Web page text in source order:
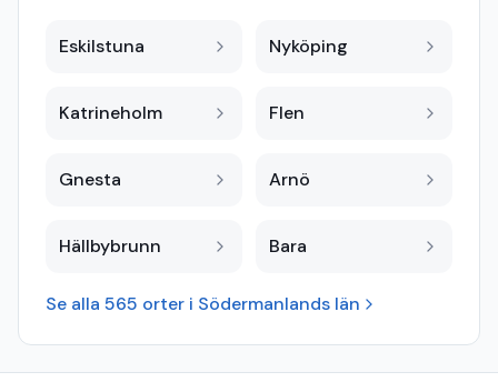
Eskilstuna Nyköping
Katrineholm Flen
Gnesta Arnö
Hällbybrunn Bara
Se alla 565 orter i Södermanlands län